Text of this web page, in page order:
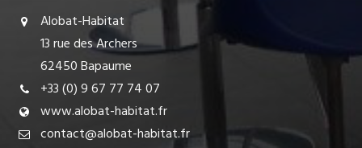
Alobat-Habitat
13 rue des Archers
62450 Bapaume
+33 (0) 9 67 77 74 07
www.alobat-habitat.fr
contact@alobat-habitat.fr